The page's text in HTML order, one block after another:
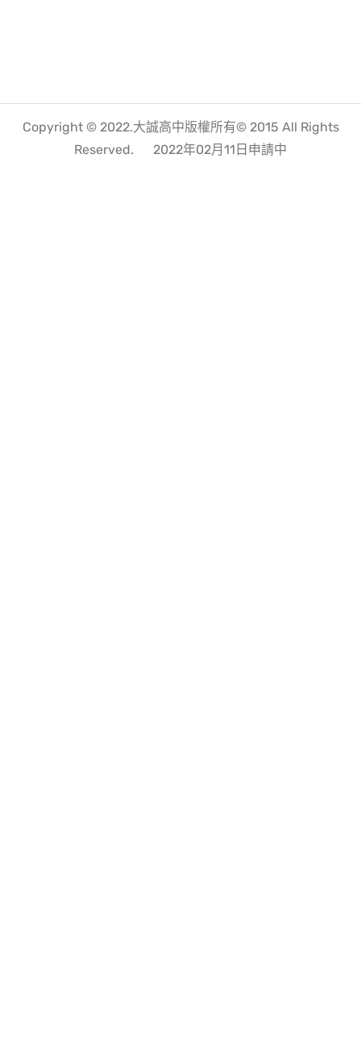
Copyright © 2022.大誠高中版權所有© 2015 All Rights
Reserved.
2022年02月11日申請中